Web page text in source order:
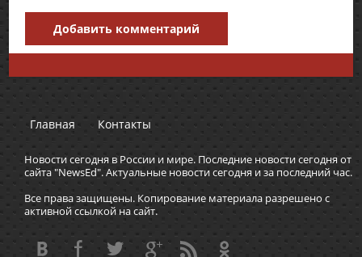
Добавить комментарий
Главная Контакты
Новости сегодня в России и мире. Последние новости сегодня от
сайта "NewsEd". Актуальные новости сегодня и за последний час.
Все права защищены. Копирование материала разрешено с
активной ссылкой на сайт.